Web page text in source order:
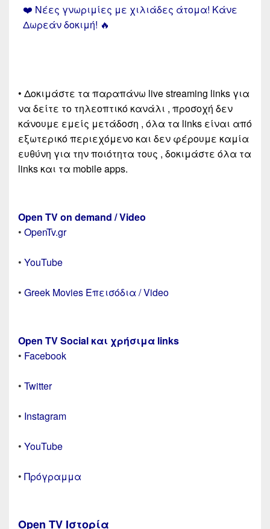
❤️ Νέες γνωριμίες με χιλιάδες άτομα! Κάνε
Δωρεάν δοκιμή! 🔥
• Δοκιμάστε τα παραπάνω live streaming links για
να δείτε το τηλεοπτικό κανάλι , προσοχή δεν
κάνουμε εμείς μετάδοση , όλα τα links είναι από
εξωτερικό περιεχόμενο και δεν φέρουμε καμία
ευθύνη για την ποιότητα τους , δοκιμάστε όλα τα
links και τα mobile apps.
Open TV on demand / Video
• OpenTv.gr
• YouTube
• Greek Movies Επεισόδια / Video
Open TV Social και χρήσιμα links
• Facebook
• Twitter
• Instagram
• YouTube
• Πρόγραμμα
Open TV Ιστορία